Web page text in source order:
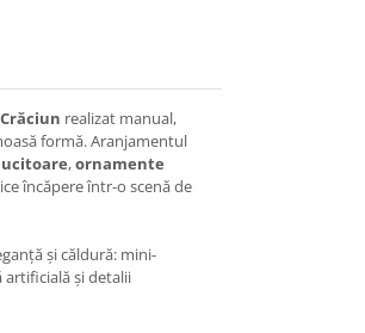
realizat manual,
formă. Aranjamentul
,ornamente
încăpere într-o scenă de
și căldură: mini-
artificială și detalii